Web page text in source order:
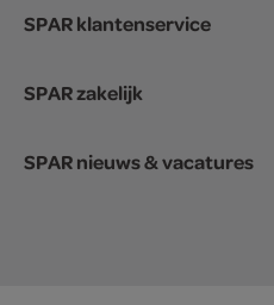
SPAR klantenservice
SPAR zakelijk
SPAR nieuws & vacatures